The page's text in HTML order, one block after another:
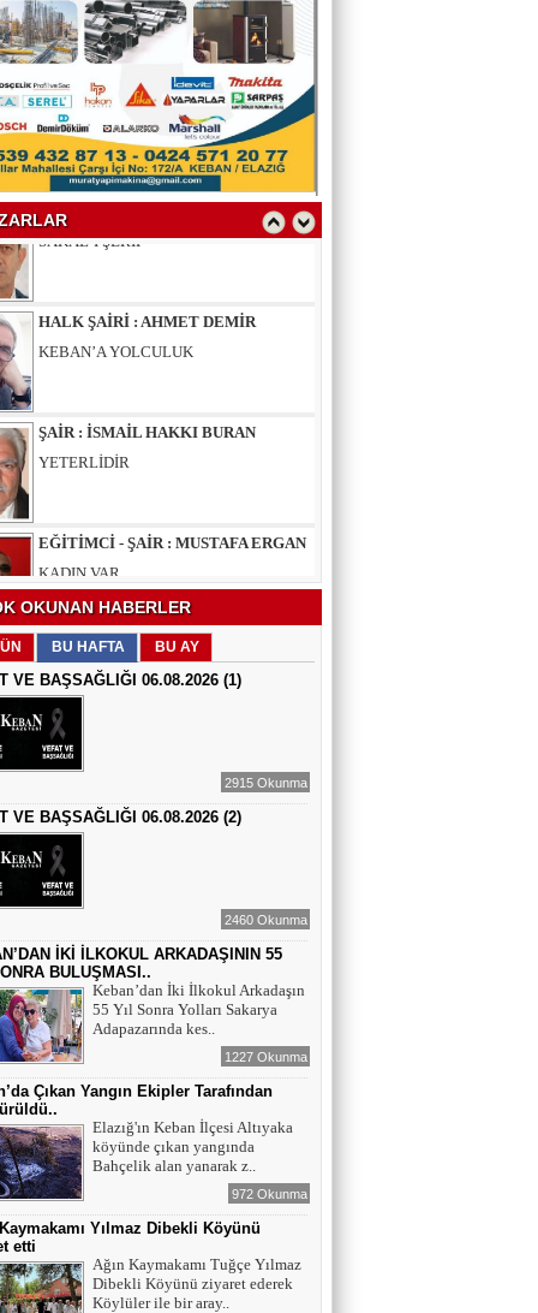
YAZAR : SELAHATTİN YALÇINER
YAZAR : AV.LEVENT BİLGİN
SAKAL-I ŞERİF
EĞİTİMCİ - ŞAİR : FEVZİ ÖZDEMİR
EDEP
ŞAİR : SELAMİ DOLU
ŞİİRLERİN HER SATIRINDA SEN VARSIN
EĞİTİMCİ - YAZAR : MEHMET
YILMAZ
HIZIR VE İLYAS: UMUDUN, BEREKETİN
VE YENİDEN DOĞUŞUN BULUŞMASI
EĞİTİMCİ - ŞAİR - YAZAR : SÜNDÜS
ARSLAN AKÇA
SUÇ SAMUR KÜRK OLSA
AZERBAYCANLI GAZETECİ-YAZAR
GUNAY RZAYEVA
Maral Rahmanzadeh - Azerbaycan'ın İlk
Profesyonel Kadın Ressamı
YAZAR - AV. ALİ DEMİR
TUTUKLAMA KARARI
YAZAR-ŞAİR MİRAÇ DOĞAN
Mavi Işık İnsanları
OKUNAN HABERLER
BU HAFTA BU AY
VE BAŞSAĞLIĞI 06.08.2026 (1)
2915 Okunma
VE BAŞSAĞLIĞI 06.08.2026 (2)
2460 Okunma
İKİ İLKOKUL ARKADAŞININ 55
BULUŞMASI..
Keban’dan İki İlkokul Arkadaşın
55 Yıl Sonra Yolları Sakarya
Adapazarında kes..
1227 Okunma
Çıkan Yangın Ekipler Tarafından
Elazığ'ın Keban İlçesi Altıyaka
köyünde çıkan yangında
Bahçelik alan yanarak z..
972 Okunma
Yılmaz Dibekli Köyünü
etti
Ağın Kaymakamı Tuğçe Yılmaz
Dibekli Köyünü ziyaret ederek
Köylüler ile bir aray..